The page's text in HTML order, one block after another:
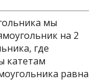
мы
на 2
где
катетам
равна